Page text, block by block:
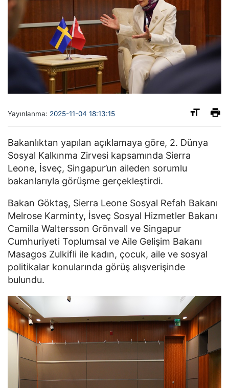
Yayınlanma: 2025-11-04 18:13:15
Bakanlıktan yapılan açıklamaya göre, 2. Dünya
Sosyal Kalkınma Zirvesi kapsamında Sierra
Leone, İsveç, Singapur’un aileden sorumlu
bakanlarıyla görüşme gerçekleştirdi.
Bakan Göktaş, Sierra Leone Sosyal Refah Bakanı
Melrose Karminty, İsveç Sosyal Hizmetler Bakanı
Camilla Waltersson Grönvall ve Singapur
Cumhuriyeti Toplumsal ve Aile Gelişim Bakanı
Masagos Zulkifli ile kadın, çocuk, aile ve sosyal
politikalar konularında görüş alışverişinde
bulundu.